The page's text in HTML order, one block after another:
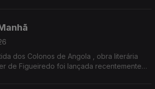
dos Colonos de Angola , obra literária
de Figueiredo foi lançada recentemente